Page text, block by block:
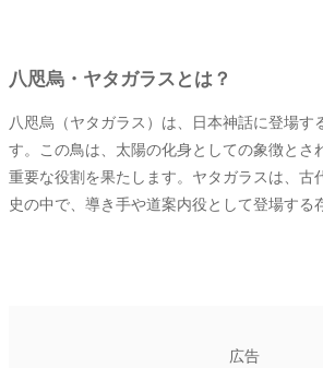
八咫烏・ヤタガラスとは？
八咫烏（ヤタガラス）は、日本神話に登場す
す。この鳥は、太陽の化身としての象徴とさ
重要な役割を果たします。ヤタガラスは、古
史の中で、導き手や道案内役として登場する
広告